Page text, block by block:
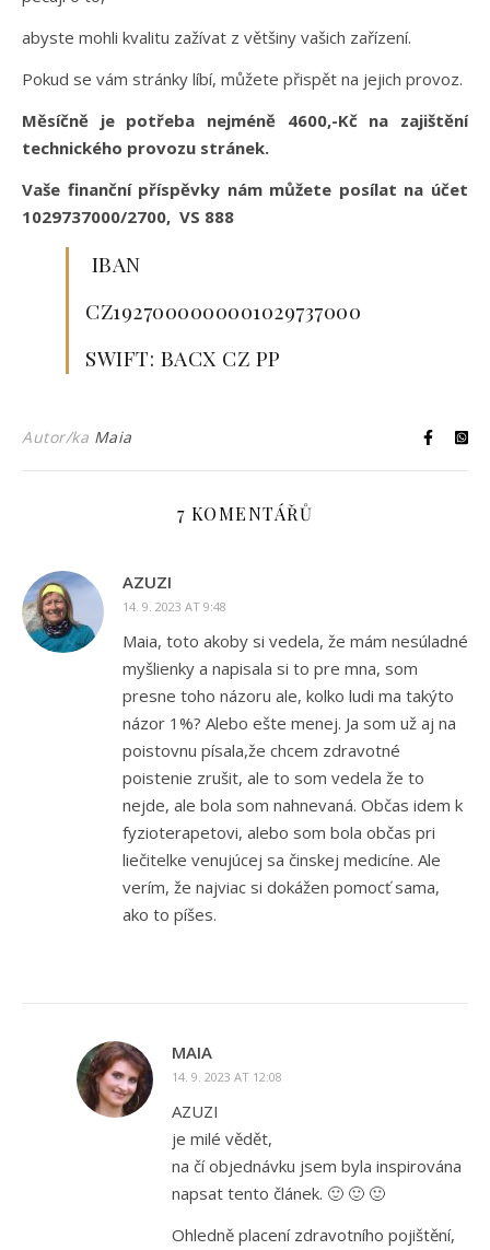
abyste mohli kvalitu zažívat z většiny vašich zařízení.
Pokud se vám stránky líbí, můžete přispět na jejich provoz.
Měsíčně je potřeba nejméně 4600,-Kč na zajištění
technického provozu stránek.
Vaše finanční příspěvky nám můžete posílat na účet
1029737000/2700, VS 888
IBAN
CZ1927000000001029737000
SWIFT: BACX CZ PP
Autor/ka Maia
7 KOMENTÁŘŮ
AZUZI
14. 9. 2023 AT 9:48
Maia, toto akoby si vedela, že mám nesúladné
myšlienky a napisala si to pre mna, som
presne toho názoru ale, kolko ludi ma takýto
názor 1%? Alebo ešte menej. Ja som už aj na
poistovnu písala,že chcem zdravotné
poistenie zrušit, ale to som vedela že to
nejde, ale bola som nahnevaná. Občas idem k
fyzioterapetovi, alebo som bola občas pri
liečitelke venujúcej sa činskej medicíne. Ale
verím, že najviac si dokážen pomocť sama,
ako to píšes.
MAIA
14. 9. 2023 AT 12:08
AZUZI
je milé vědět,
na čí objednávku jsem byla inspirována
napsat tento článek. 🙂 🙂 🙂
Ohledně placení zdravotního pojištění,